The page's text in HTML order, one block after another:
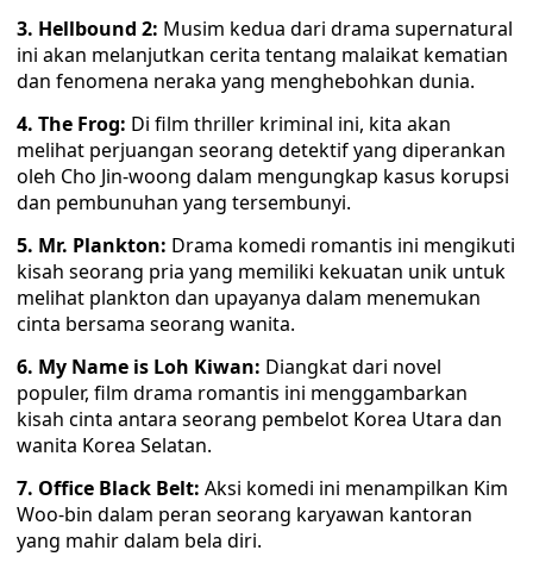
3. Hellbound 2: Musim kedua dari drama supernatural
ini akan melanjutkan cerita tentang malaikat kematian
dan fenomena neraka yang menghebohkan dunia.
4. The Frog: Di film thriller kriminal ini, kita akan
melihat perjuangan seorang detektif yang diperankan
oleh Cho Jin-woong dalam mengungkap kasus korupsi
dan pembunuhan yang tersembunyi.
5. Mr. Plankton: Drama komedi romantis ini mengikuti
kisah seorang pria yang memiliki kekuatan unik untuk
melihat plankton dan upayanya dalam menemukan
cinta bersama seorang wanita.
6. My Name is Loh Kiwan: Diangkat dari novel
populer, film drama romantis ini menggambarkan
kisah cinta antara seorang pembelot Korea Utara dan
wanita Korea Selatan.
7. Office Black Belt: Aksi komedi ini menampilkan Kim
Woo-bin dalam peran seorang karyawan kantoran
yang mahir dalam bela diri.